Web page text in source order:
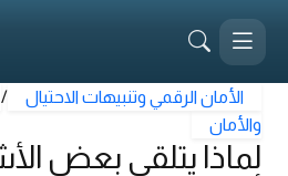
الأمان الرقمي وتنبيهات الاحتيال /
والأمان
لماذا يتلقى بعض